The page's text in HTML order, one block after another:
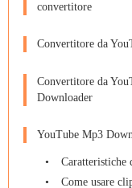
convertitore
Convertitore da
Convertitore da
Downloader
YouTube Mp3
Caratteristiche
Come usare